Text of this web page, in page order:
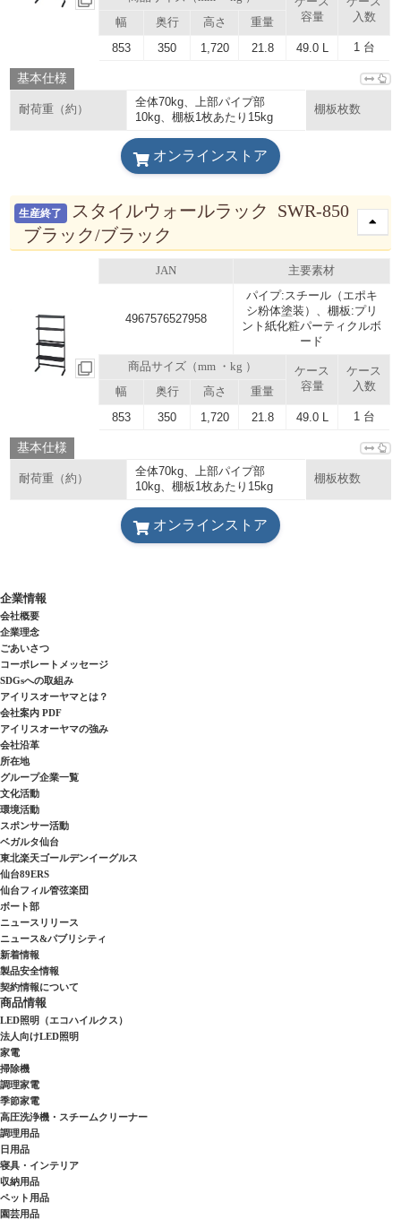
容量
入数
幅 奥行 高さ 重量
853 350 1,720 21.8 49.0 L 1 台
基本仕様
耐荷重（約）
全体70kg、上部パイプ部
10kg、棚板1枚あたり15kg
棚板枚数
オンラインストア
生産終了
スタイルウォールラック SWR-850
ブラック/ブラック
JAN 主要素材
4967576527958
パイプ:スチール（エポキ
シ粉体塗装）、棚板:プリ
ント紙化粧パーティクルボ
ード
商品サイズ（mm ・kg ）
ケース
容量
ケース
入数
幅 奥行 高さ 重量
853 350 1,720 21.8 49.0 L 1 台
基本仕様
耐荷重（約）
全体70kg、上部パイプ部
10kg、棚板1枚あたり15kg
棚板枚数
オンラインストア
企業情報
会社概要
企業理念
ごあいさつ
コーポレートメッセージ
SDGsへの取組み
アイリスオーヤマとは？
会社案内 PDF
アイリスオーヤマの強み
会社沿革
所在地
グループ企業一覧
文化活動
環境活動
スポンサー活動
ベガルタ仙台
東北楽天ゴールデンイーグルス
仙台89ERS
仙台フィル管弦楽団
ボート部
ニュースリリース
ニュース&パブリシティ
新着情報
製品安全情報
契約情報について
商品情報
LED照明（エコハイルクス）
法人向けLED照明
家電
掃除機
調理家電
季節家電
高圧洗浄機・スチームクリーナー
調理用品
日用品
寝具・インテリア
収納用品
ペット用品
園芸用品